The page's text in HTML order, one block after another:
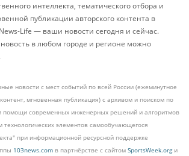
интеллекта, тематического отбора и
публикации авторского контента в
Life — ваши новости сегодня и сейчас.
в любом городе и регионе можно
.
новости с мест событий по всей России (ежеминутное
мгновенная публикация) с архивом и поиском по
помощи современных инженерных решений и алгоритмов
технологических элементов самообучающегося
при информационной ресурсной поддержке
103news.com в партнёрстве с сайтом SportsWeek.orgи